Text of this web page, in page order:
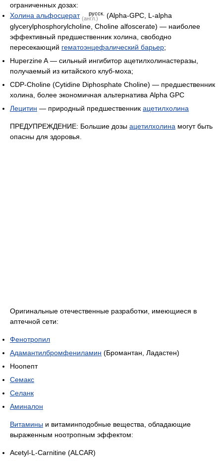
ограниченных дозах:
Холина альфосцерат (англ.)
русск. (Alpha-GPC, L-alpha
glycerylphosphorylcholine, Choline alfoscerate) — наиболее
эффективный предшественник холина, свободно
пересекающий гематоэнцефалический барьер;
Huperzine A — сильный ингибитор ацетилхолинастеразы,
получаемый из китайского клуб-моха;
CDP-Choline (Cytidine Diphosphate Choline) — предшественник
холина, более экономичная альтернатива Alpha GPC
Лецитин — природный предшественник ацетилхолина
ПРЕДУПРЕЖДЕНИЕ: Большие дозы ацетилхолина могут быть
опасны для здоровья.
Оригинальные отечественные разработки, имеющиеся в
аптечной сети:
Фенотропил
Адамантилбромфениламин (Бромантан, Ладастен)
Ноопепт
Семакс
Селанк
Аминалон
Витамины и витаминподобные вещества, обладающие
выраженным ноотропным эффектом:
Acetyl-L-Carnitine (ALCAR)